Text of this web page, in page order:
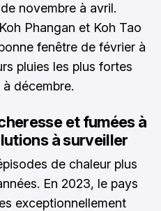
novembre à avril.
Phangan et Koh Tao
fenêtre de février à
pluies les plus fortes
décembre.
et fumées à
à surveiller
de chaleur plus
En 2023, le pays
exceptionnellement